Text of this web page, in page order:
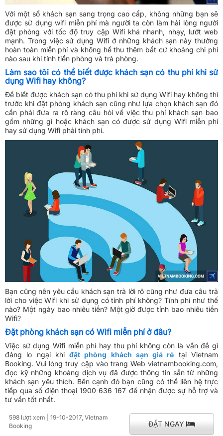
Với một số khách sạn sang trọng cao cấp, không những bạn sẽ
được sử dụng wifi miễn phí mà người ta còn làm hài lòng người
đặt phòng với tốc độ truy cập Wifi khá nhanh, nhạy, lướt web
mạnh. Trong việc sử dụng Wifi ở những khách sạn này thường
hoàn toàn miễn phí và không hề thu thêm bất cứ khoảng chi phí
nào sau khi tính tiền phòng và trả phòng.
Làm sao tôi có thể biết được khách sạn có thu phí khi sử
dụng Wifi hay không?
Để biết được khách sạn có thu phí khi sử dụng Wifi hay không thì
trước khi đặt phòng khách sạn cũng như lựa chọn khách sạn đó
cần phải đưa ra rõ ràng câu hỏi về việc thu phí khách sạn bao
gồm những gì hoặc khách sạn có được sử dụng Wifi miễn phí
hay sử dụng Wifi phải tính phí.
Bạn cũng nên yêu cầu khách sạn trả lời rõ cũng như đưa câu trả
lời cho việc Wifi khi sử dụng có tính phí không? Tính phí như thế
nào? Một ngày bao nhiêu tiền? Một giờ được tính bao nhiêu tiền
Wifi?
Đặt phòng khách sạn có Wifi miễn phí ở đâu?
Việc sử dụng Wifi miễn phí hay thu phí không còn là vấn đề gì
đáng lo ngại khiđặt phòng khách sạn giá rẻ tại Vietnam
Booking. Vui lòng truy cập vào trang Web vietnambooking.com,
đọc kỹ những khoảng dịch vụ đã được thông tin sẵn từ những
khách sạn yêu thích. Bên cạnh đó bạn cũng có thể liên hệ trực
tiếp qua số điện thoại 1900 636 167 để nhận được sự hỗ trợ và
tư vấn tốt nhất.
598 lượt xem | 19-10-2017, Vietnam
Booking
ĐẶT NGAY